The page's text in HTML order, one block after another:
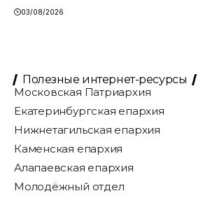
03/08/2026
Полезные интернет-ресурсы
Московская Патриархия
Екатеринбургская епархия
Нижнетагильская епархия
Каменская епархия
Алапаевская епархия
Молодёжный отдел